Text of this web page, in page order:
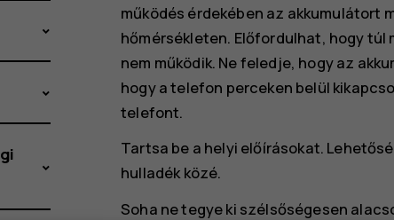
működés érdekében az akkumulátort
hőmérsékleten. Előfordulhat, hogy túl
nem működik. Ne feledje, hogy az
hogy a telefon perceken belül
telefont.
Tartsa be a helyi előírásokat.
hulladék közé.
Soha ne tegye ki szélsőségesen